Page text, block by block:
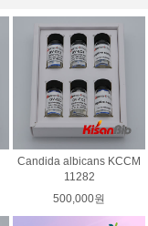
Candida albicans KCCM
11282
500,000원